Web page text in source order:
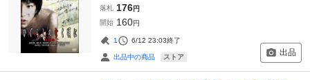
落札 176円
開始 160円
1 6/12 23:03終了
出品中の商品 ストア 出品